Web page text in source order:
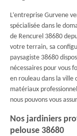
L’entreprise Gurvene
spécialisée dans le
de Rencurel 38680
votre terrain, sa
paysagiste 38680
nécessaires pour vous
en rouleau dans la ville
matériaux
nous pouvons vous
Nos jardiniers
pelouse 38680